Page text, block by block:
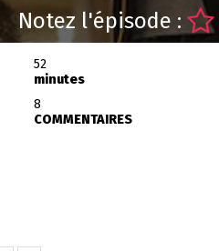
Notez l'épisode :
52
minutes
8
COMMENTAIRES